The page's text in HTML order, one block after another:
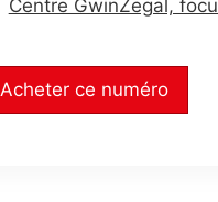
Centre GwinZegal,
Acheter ce numéro